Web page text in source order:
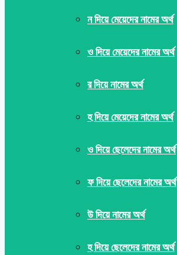
ন দিয়ে মেয়েদের নামের অর্থ
ও দিয়ে মেয়েদের নামের অর্থ
র দিয়ে নামের অর্থ
হ দিয়ে মেয়েদের নামের অর্থ
ও দিয়ে ছেলেদের নামের অর্থ
ফ দিয়ে ছেলেদের নামের অর্থ
উ দিয়ে নামের অর্থ
হ দিয়ে ছেলেদের নামের অর্থ